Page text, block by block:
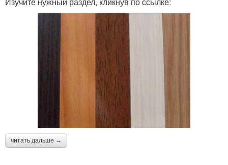
читать дальше →